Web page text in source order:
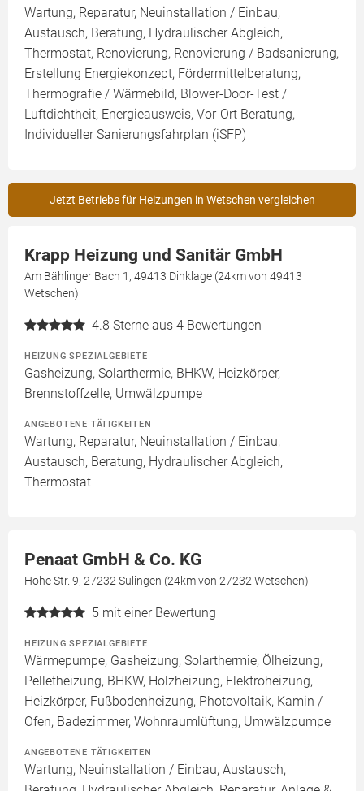
Wartung, Reparatur, Neuinstallation / Einbau,
Austausch, Beratung, Hydraulischer Abgleich,
Thermostat, Renovierung, Renovierung / Badsanierung,
Erstellung Energiekonzept, Fördermittelberatung,
Thermografie / Wärmebild, Blower-Door-Test /
Luftdichtheit, Energieausweis, Vor-Ort Beratung,
Individueller Sanierungsfahrplan (iSFP)
Jetzt Betriebe für Heizungen in Wetschen vergleichen
Krapp Heizung und Sanitär GmbH
Am Bählinger Bach 1, 49413 Dinklage (24km von 49413
Wetschen)
4.8 Sterne aus 4 Bewertungen
HEIZUNG SPEZIALGEBIETE
Gasheizung, Solarthermie, BHKW, Heizkörper,
Brennstoffzelle, Umwälzpumpe
ANGEBOTENE TÄTIGKEITEN
Wartung, Reparatur, Neuinstallation / Einbau,
Austausch, Beratung, Hydraulischer Abgleich,
Thermostat
Penaat GmbH & Co. KG
Hohe Str. 9, 27232 Sulingen (24km von 27232 Wetschen)
5 mit einer Bewertung
HEIZUNG SPEZIALGEBIETE
Wärmepumpe, Gasheizung, Solarthermie, Ölheizung,
Pelletheizung, BHKW, Holzheizung, Elektroheizung,
Heizkörper, Fußbodenheizung, Photovoltaik, Kamin /
Ofen, Badezimmer, Wohnraumlüftung, Umwälzpumpe
ANGEBOTENE TÄTIGKEITEN
Wartung, Neuinstallation / Einbau, Austausch,